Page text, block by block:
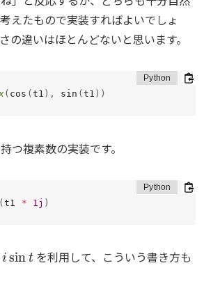
えたもので実装すればよいでしょ
の違いはほとんどないと思います。
( cos ( t1 ) , sin ( t1 ) )
つ複素数の実装です。
(t1 * 1j )
を利用して、こういう書き方も